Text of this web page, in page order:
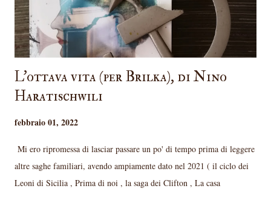
L'ottava vita (per Brilka), di Nino
Haratischwili
febbraio 01, 2022
Mi ero ripromessa di lasciar passare un po' di tempo prima di leggere
altre saghe familiari, avendo ampiamente dato nel 2021 ( il ciclo dei
Leoni di Sicilia , Prima di noi , la saga dei Clifton , La casa